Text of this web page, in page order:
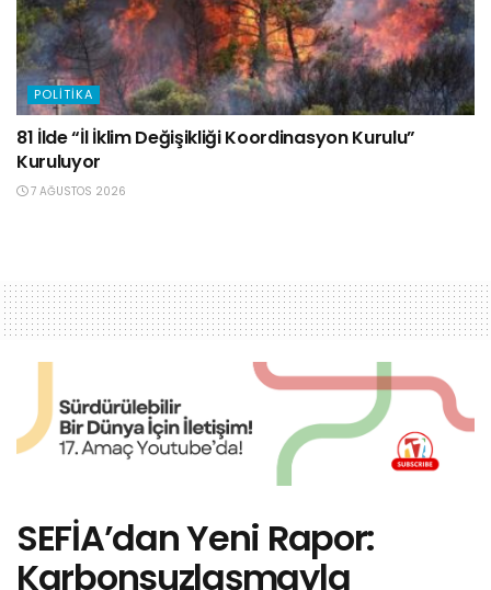
POLITIKA
81 İlde “İl İklim Değişikliği Koordinasyon Kurulu”
Kuruluyor
7 AĞUSTOS 2026
SEFİA’dan Yeni Rapor:
Karbonsuzlaşmayla